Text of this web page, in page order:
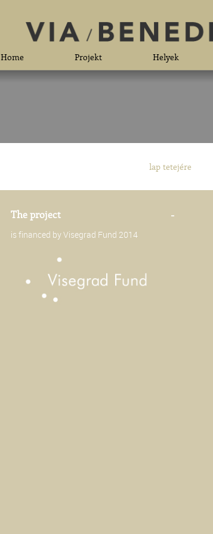
Home Projekt Helyek
lap tetejére
The project
is financed by Visegrad Fund 2014
-